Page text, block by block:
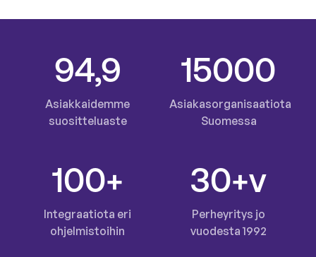
94,9
Asiakkaidemme
suositteluaste
15000
Asiakasorganisaatiota
Suomessa
100+
Integraatiota eri
ohjelmistoihin
30+v
Perheyritys jo
vuodesta 1992